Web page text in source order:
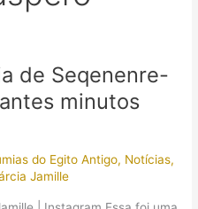
de Seqenenre-
minutos
do Egito Antigo, Notícias,
Jamille